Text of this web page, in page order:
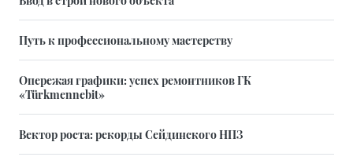
Путь к профессиональному мастерству
Опережая графики: успех ремонтников ГК
«Türkmennebit»
Вектор роста: рекорды Сейдинского НПЗ